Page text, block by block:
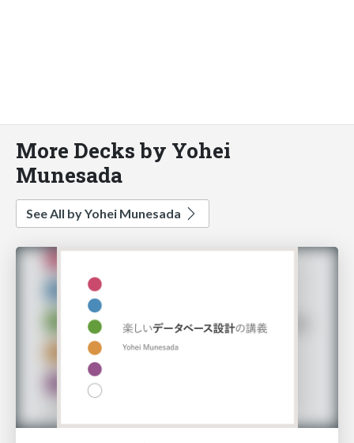
More Decks by Yohei
Munesada
See All by Yohei Munesada